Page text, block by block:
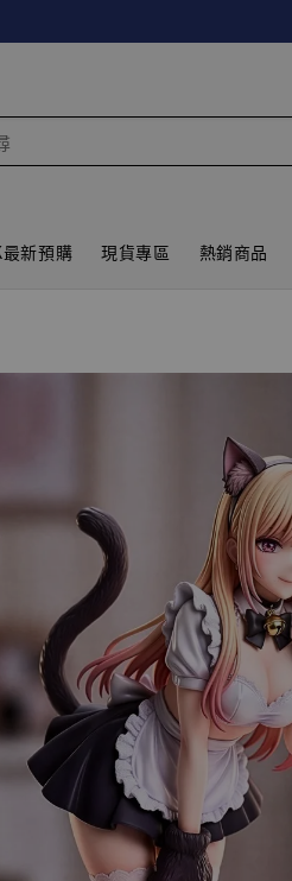
最新預購 現貨專區 熱銷商品